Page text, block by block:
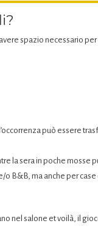
spazio necessario
può essere
la sera in poche mosse
B&B, ma anche per
nel salone et voilà, il